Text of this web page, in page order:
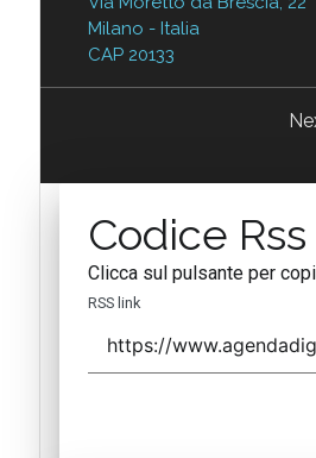
Milano - Italia
CAP 20133
Codice Rss
Clicca sul pulsante per
RSS link